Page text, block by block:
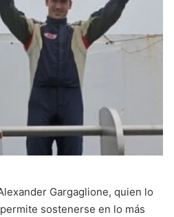
Gargaglione, quien lo
sostenerse en lo más